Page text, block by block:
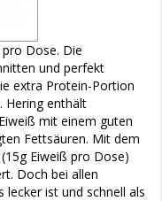
Dose. Die
und perfekt
extra Protein-Portion
Hering enthält
mit einem guten
Fettsäuren. Mit dem
Eiweiß pro Dose)
Doch bei allen
lecker ist und schnell als